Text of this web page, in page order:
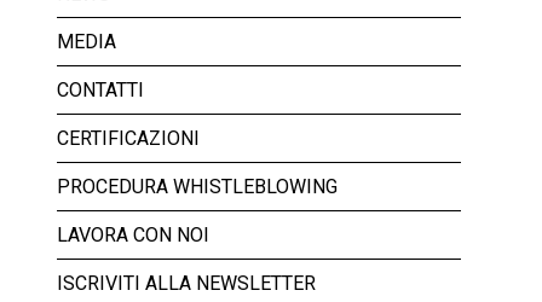
MEDIA
CONTATTI
CERTIFICAZIONI
PROCEDURA WHISTLEBLOWING
LAVORA CON NOI
ISCRIVITI ALLA NEWSLETTER